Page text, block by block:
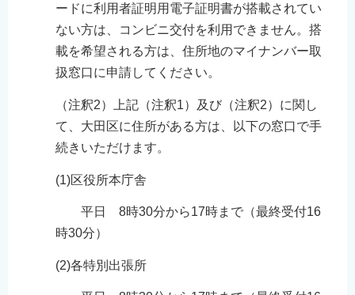
ードに利用者証明用電子証明書が搭載されてい
ない方は、コンビニ交付を利用できません。搭
載を希望される方は、住所地のマイナンバー取
扱窓口に申請してください。
（注釈2）上記（注釈1）及び（注釈2）に関し
て、大田区に住所がある方は、以下の窓口で手
続きいただけます。
(1)区役所本庁舎
平日 8時30分から17時まで（最終受付16
時30分）
(2)各特別出張所